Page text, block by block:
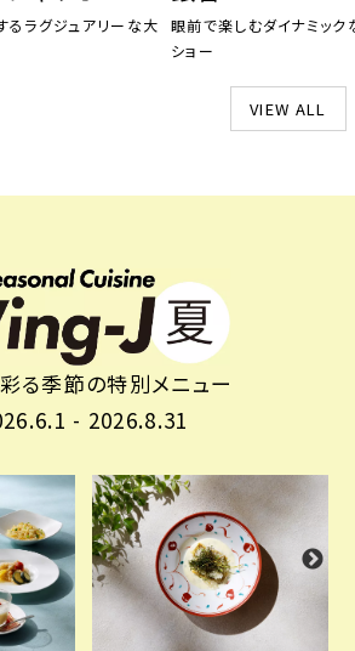
トラン＆バー
・会議・パーティー
情報
い合わせ
Harmony
ジュアリーな大 眼前で楽しむダイナミックな鉄
ショー
VIEW ALL
る季節の特別メニュー
- 2026.8.31